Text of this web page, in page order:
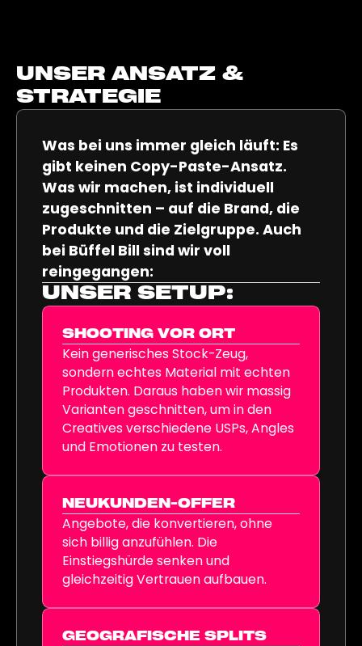
UNSER ANSATZ &
STRATEGIE
Was bei uns immer gleich läuft: Es
gibt keinen Copy-Paste-Ansatz.
Was wir machen, ist individuell
zugeschnitten – auf die Brand, die
Produkte und die Zielgruppe. Auch
bei Büffel Bill sind wir voll
reingegangen:
UNSER SETUP:
SHOOTING VOR ORT
Kein generisches Stock-Zeug,
sondern echtes Material mit echten
Produkten. Daraus haben wir massig
Varianten geschnitten, um in den
Creatives verschiedene USPs, Angles
und Emotionen zu testen.
NEUKUNDEN-OFFER
Angebote, die konvertieren, ohne
sich billig anzufühlen. Die
Einstiegshürde senken und
gleichzeitig Vertrauen aufbauen.
GEOGRAFISCHE SPLITS